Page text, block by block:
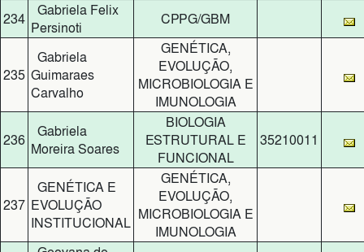
234
Gabriela Felix
Persinoti
CPPG/GBM
235
Gabriela
Guimaraes
Carvalho
GENÉTICA,
EVOLUÇÃO,
MICROBIOLOGIA E
IMUNOLOGIA
236
Gabriela
Moreira Soares
BIOLOGIA
ESTRUTURAL E
FUNCIONAL
35210011
237
GENÉTICA E
EVOLUÇÃO
INSTITUCIONAL
GENÉTICA,
EVOLUÇÃO,
MICROBIOLOGIA E
IMUNOLOGIA